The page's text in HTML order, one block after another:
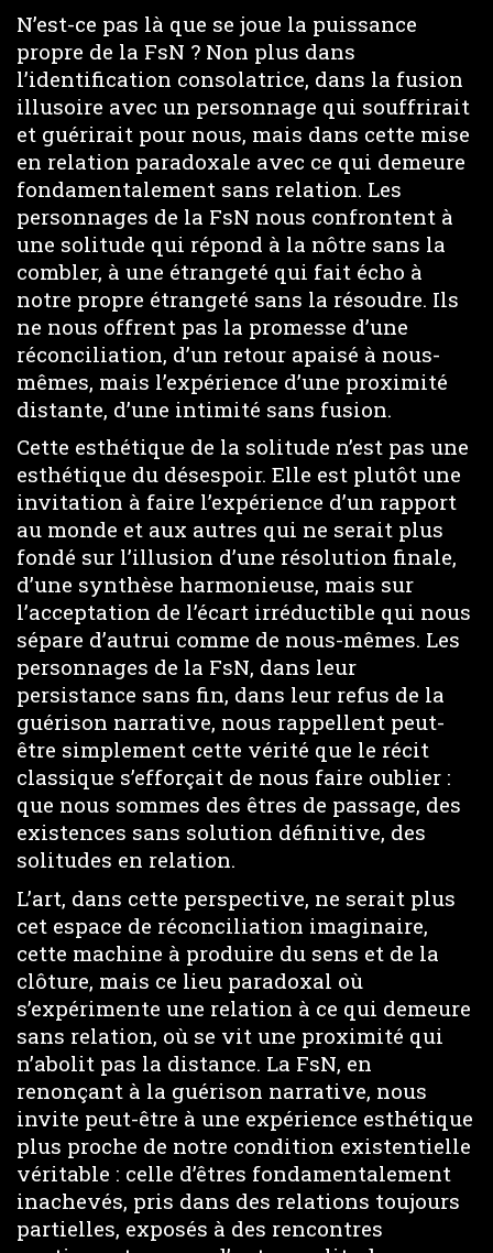
N’est-ce pas là que se joue la puissance
propre de la FsN ? Non plus dans
l’identification consolatrice, dans la fusion
illusoire avec un personnage qui souffrirait
et guérirait pour nous, mais dans cette mise
en relation paradoxale avec ce qui demeure
fondamentalement sans relation. Les
personnages de la FsN nous confrontent à
une solitude qui répond à la nôtre sans la
combler, à une étrangeté qui fait écho à
notre propre étrangeté sans la résoudre. Ils
ne nous offrent pas la promesse d’une
réconciliation, d’un retour apaisé à nous-
mêmes, mais l’expérience d’une proximité
distante, d’une intimité sans fusion.
Cette esthétique de la solitude n’est pas une
esthétique du désespoir. Elle est plutôt une
invitation à faire l’expérience d’un rapport
au monde et aux autres qui ne serait plus
fondé sur l’illusion d’une résolution finale,
d’une synthèse harmonieuse, mais sur
l’acceptation de l’écart irréductible qui nous
sépare d’autrui comme de nous-mêmes. Les
personnages de la FsN, dans leur
persistance sans fin, dans leur refus de la
guérison narrative, nous rappellent peut-
être simplement cette vérité que le récit
classique s’efforçait de nous faire oublier :
que nous sommes des êtres de passage, des
existences sans solution définitive, des
solitudes en relation.
L’art, dans cette perspective, ne serait plus
cet espace de réconciliation imaginaire,
cette machine à produire du sens et de la
clôture, mais ce lieu paradoxal où
s’expérimente une relation à ce qui demeure
sans relation, où se vit une proximité qui
n’abolit pas la distance. La FsN, en
renonçant à la guérison narrative, nous
invite peut-être à une expérience esthétique
plus proche de notre condition existentielle
véritable : celle d’êtres fondamentalement
inachevés, pris dans des relations toujours
partielles, exposés à des rencontres